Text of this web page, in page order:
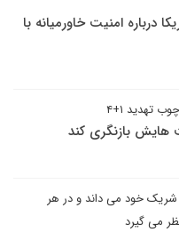
درباره امنیت خاورمیانه با
تهدید ۱+۴
هایش بازنگری کند
شریک خود می داند و در هر
می گیرد